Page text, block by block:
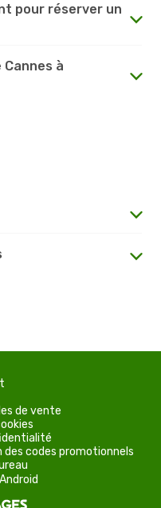
pour réserver un
Cannes à
de vente
codes promotionnels